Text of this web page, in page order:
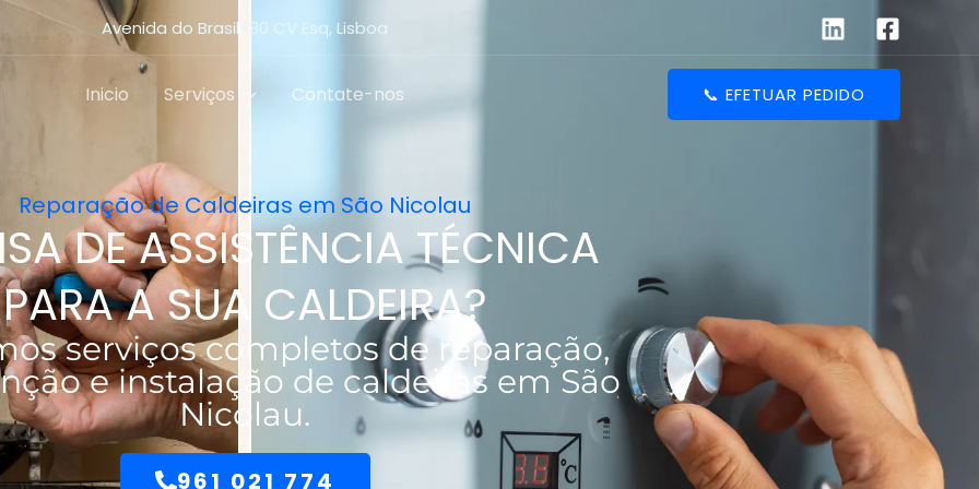
Avenida do Brasil 180 CV Esq, Lisboa
Inicio Serviços Contate-nos 📞 EFETUAR PEDIDO
Reparação de Caldeiras em São Nicolau
DE ASSISTÊNCIA TÉCNICA
PARA A SUA CALDEIRA?
serviços completos de reparação,
e instalação de caldeiras em São
Nicolau.
961 021 774